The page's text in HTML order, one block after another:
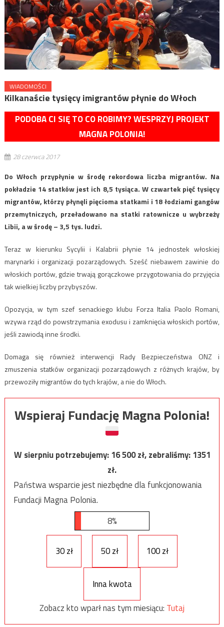
WIADOMOŚCI
Kilkanaście tysięcy imigrantów płynie do Włoch
PODOBA CI SIĘ TO CO ROBIMY? WESPRZYJ PROJEKT
MAGNA POLONIA!
28 czerwca 2017
Do Włoch przypłynie w środę rekordowa liczba migrantów. Na
pokładzie 14 statków jest ich 8,5 tysiąca. W czwartek pięć tysięcy
migrantów, którzy płynęli pięcioma statkami i 18 łodziami gangów
przemytniczych, przeładowano na statki ratownicze u wybrzeży
Libii, a w środę – 3,5 tys. ludzi.
Teraz w kierunku Sycylii i Kalabrii płynie 14 jednostek włoskiej
marynarki i organizacji pozarządowych. Sześć niebawem zawinie do
włoskich portów, gdzie trwają gorączkowe przygotowania do przyjęcia
tak wielkiej liczby przybyszów.
Opozycja, w tym szef senackiego klubu Forza Italia Paolo Romani,
wzywa rząd do powstrzymania exodusu i zamknięcia włoskich portów,
jeśli zawiodą inne środki.
Domaga się również interwencji Rady Bezpieczeństwa ONZ i
zmuszenia statków organizacji pozarządowych z różnych krajów, by
przewoziły migrantów do tych krajów, a nie do Włoch.
Wspieraj Fundację Magna Polonia!
W sierpniu potrzebujemy:16 500zł, zebraliśmy:1351
zł.
Państwa wsparcie jest niezbędne dla funkcjonowania
Fundacji Magna Polonia.
8%
30 zł 50 zł 100 zł
Inna kwota
Zobacz kto wparł nas tym miesiącu: Tutaj